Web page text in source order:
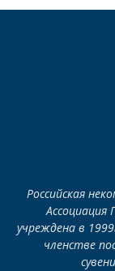
Российская
Ассоциация
учреждена в
членстве